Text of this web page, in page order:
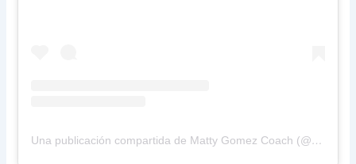
Una publicación compartida de Matty Gomez Coach (@matty.gomez.coach)